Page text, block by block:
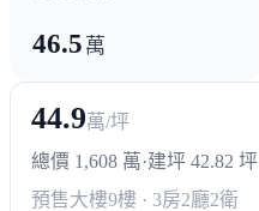
46.5 萬
44.9萬/坪
總價 1,608 萬·建坪 42.82 坪
預售大樓9樓 · 3房2廳2衛